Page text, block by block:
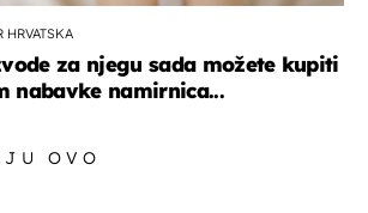
HRVATSKA
za njegu sada možete kupiti
nabavke namirnica...
OVO